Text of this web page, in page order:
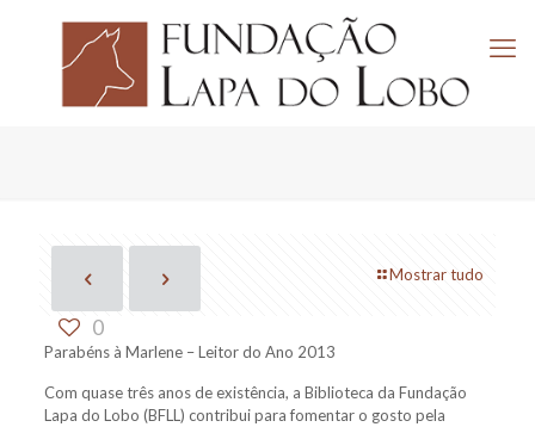
Mostrar tudo
0
Parabéns à Marlene – Leitor do Ano 2013
Com quase três anos de existência, a Biblioteca da Fundação
Lapa do Lobo (BFLL) contribui para fomentar o gosto pela